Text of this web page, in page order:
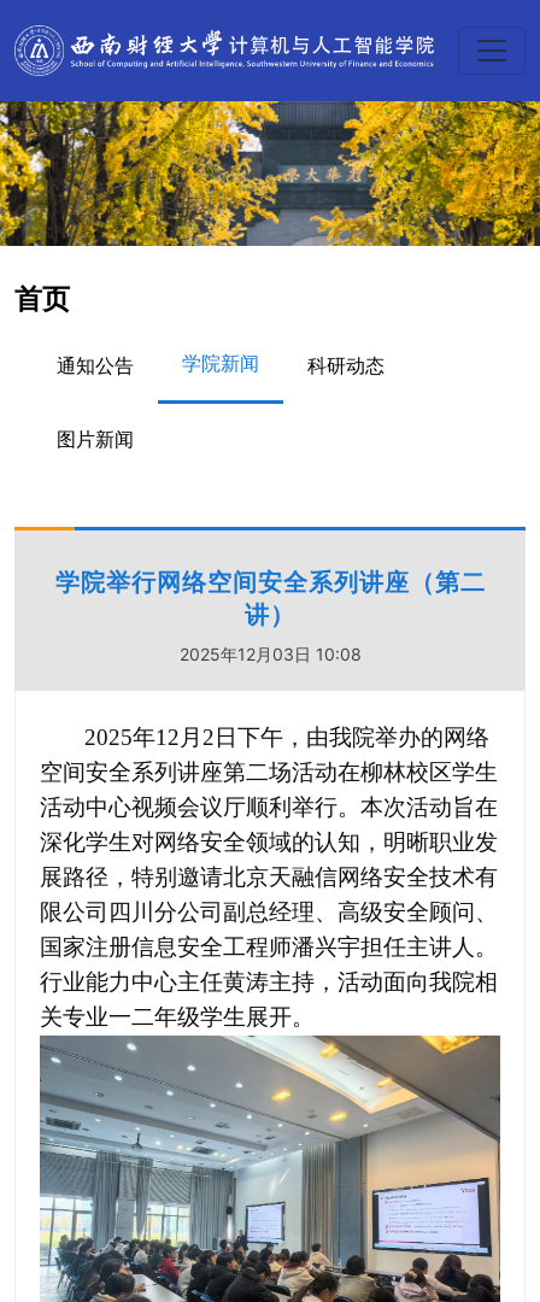
首页
通知公告 学院新闻 科研动态
图片新闻
学院举行网络空间安全系列讲座（第二
讲）
2025年12月03日 10:08
2025年12 月 2 日下午，由我院举办的网络
空间安全系列讲座第二场活动在柳林校区学生
活动中心视频会议厅顺利举行。本次活动旨在
深化学生对网络安全领域的认知，明晰职业发
展路径，特别邀请北京天融信网络安全技术有
限公司四川分公司副总经理、高级安全顾问、
国家注册信息安全工程师潘兴宇担任主讲人。
行业能力中心主任黄涛主持， 活动面向我院相
关专业一二年级学生展开。